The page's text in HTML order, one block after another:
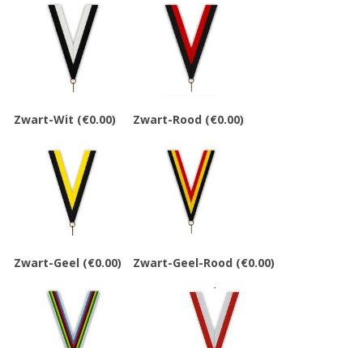
Zwart-Wit (€0.00) Zwart-Rood (€0.00)
Zwart-Geel (€0.00) Zwart-Geel-Rood (€0.00)